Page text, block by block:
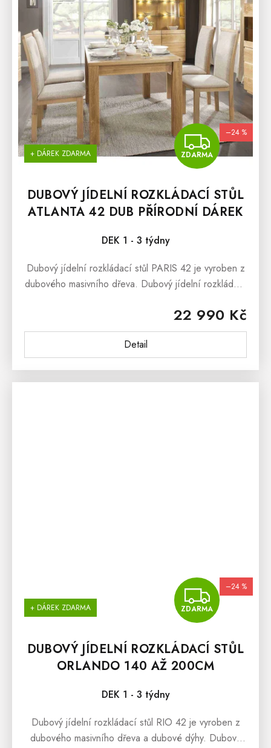
+ DÁREK ZDARMA ZDARMA
–24 %
DUBOVÝ JÍDELNÍ ROZKLÁDACÍ STŮL
ATLANTA 42 DUB PŘÍRODNÍ DÁREK
DEK 1 - 3 týdny
22 990 Kč
Detail
Dubový jídelní rozkládací stůl PARIS 42 je vyroben z
dubového masivního dřeva. Dubový jídelní rozkládací
+ DÁREK ZDARMA ZDARMA
–24 %
DUBOVÝ JÍDELNÍ ROZKLÁDACÍ STŮL
ORLANDO 140 AŽ 200CM
DEK 1 - 3 týdny
Dubový jídelní rozkládací stůl RIO 42 je vyroben z
dubového masivního dřeva a dubové dýhy. Dubový